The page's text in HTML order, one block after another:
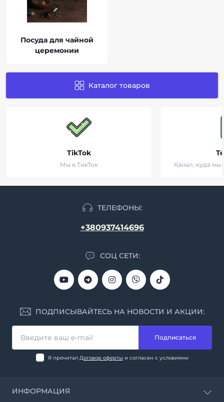
Посуда для чайной
церемонии
Каталог товаров
TikTok
Мы в ТикТок Канал, куда мы
ТЕЛЕФОНЫ:
+380937414696
СОЦ СЕТИ:
ПОДПИСЫВАЙТЕСЬ НА НОВОСТИ И АКЦИИ:
Подписаться
Я прочитал Договор оферты и согласен с условиями
ИНФОРМАЦИЯ